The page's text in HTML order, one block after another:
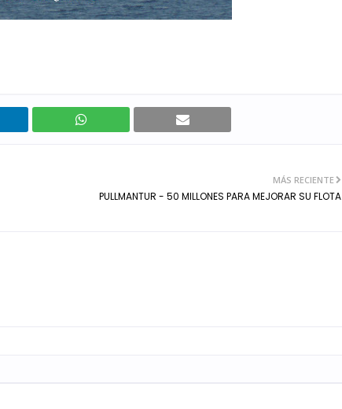
MÁS RECIENTE
PULLMANTUR - 50 MILLONES PARA MEJORAR SU FLOTA